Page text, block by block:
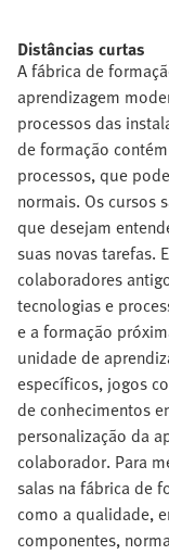
Distâncias curtas
A fábrica de
aprendizagem
processos das
de formação
processos, que
normais. Os cursos
que desejam
suas novas tarefas.
colaboradores
tecnologias e
e a formação
unidade de
específicos, jogos
de conhecimentos
personalização da
colaborador. Para
salas na fábrica de
como a qualidade,
componentes,